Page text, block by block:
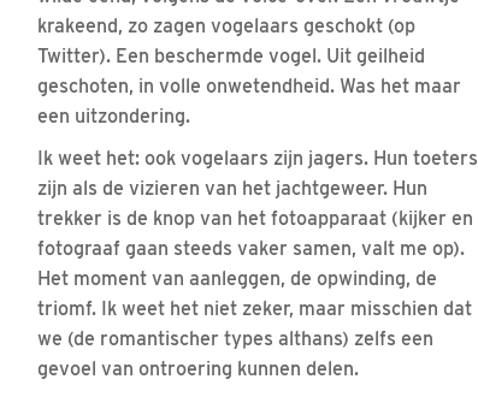
krakeend, zo zagen vogelaars geschokt (op
Twitter). Een beschermde vogel. Uit geilheid
geschoten, in volle onwetendheid. Was het maar
een uitzondering.
Ik weet het: ook vogelaars zijn jagers. Hun toeters
zijn als de vizieren van het jachtgeweer. Hun
trekker is de knop van het fotoapparaat (kijker en
fotograaf gaan steeds vaker samen, valt me op).
Het moment van aanleggen, de opwinding, de
triomf. Ik weet het niet zeker, maar misschien dat
we (de romantischer types althans) zelfs een
gevoel van ontroering kunnen delen.